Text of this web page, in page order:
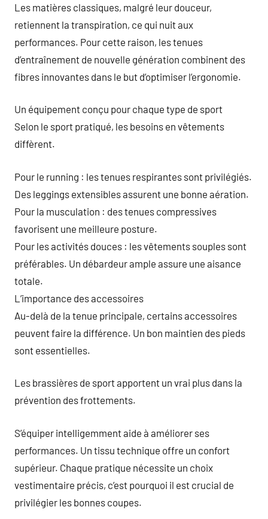
Les matières classiques, malgré leur douceur,
retiennent la transpiration, ce qui nuit aux
performances. Pour cette raison, les tenues
d’entraînement de nouvelle génération combinent des
fibres innovantes dans le but d’optimiser l’ergonomie.
Un équipement conçu pour chaque type de sport
Selon le sport pratiqué, les besoins en vêtements
diffèrent.
Pour le running : les tenues respirantes sont privilégiés.
Des leggings extensibles assurent une bonne aération.
Pour la musculation : des tenues compressives
favorisent une meilleure posture.
Pour les activités douces : les vêtements souples sont
préférables. Un débardeur ample assure une aisance
totale.
L’importance des accessoires
Au-delà de la tenue principale, certains accessoires
peuvent faire la différence. Un bon maintien des pieds
sont essentielles.
Les brassières de sport apportent un vrai plus dans la
prévention des frottements.
S’équiper intelligemment aide à améliorer ses
performances. Un tissu technique offre un confort
supérieur. Chaque pratique nécessite un choix
vestimentaire précis, c’est pourquoi il est crucial de
privilégier les bonnes coupes.